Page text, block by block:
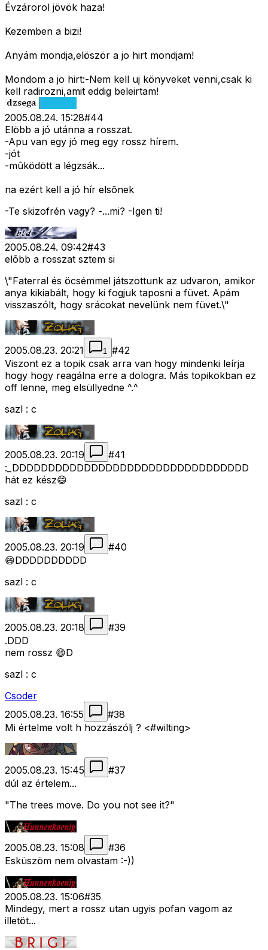
Évzárorol jövök haza!
Kezemben a bizi!
Anyám mondja,elöször a jo hirt mondjam!
Mondom a jo hirt:-Nem kell uj könyveket venni,csak ki
kell radirozni,amit eddig beleirtam!
2005.08.24. 15:28#44
Elöbb a jó utánna a rosszat.
-Apu van egy jó meg egy rossz hírem.
-jót
-mûködött a légzsák...
na ezért kell a jó hír elsõnek
-Te skizofrén vagy? -...mi? -Igen ti!
2005.08.24. 09:42#43
elõbb a rosszat sztem si
\"Faterral és öcsémmel játszottunk az udvaron, amikor
anya kikiabált, hogy ki fogjuk taposni a füvet. Apám
visszaszólt, hogy srácokat nevelünk nem füvet.\"
2005.08.23. 20:21 1 #42
Viszont ez a topik csak arra van hogy mindenki leírja
hogy hogy reagálna erre a dologra. Más topikokban ez
off lenne, meg elsüllyedne ^.^
sazl : c
2005.08.23. 20:19 #41
:_DDDDDDDDDDDDDDDDDDDDDDDDDDDDDDDDD
hát ez kész😄
sazl : c
2005.08.23. 20:19 #40
😄DDDDDDDDDD
sazl : c
2005.08.23. 20:18 #39
.DDD
nem rossz 😄D
sazl : c
Csoder
2005.08.23. 16:55
#38
Mi értelme volt h hozzászólj ? <#wilting>
2005.08.23. 15:45 #37
dúl az értelem...
"The trees move. Do you not see it?"
2005.08.23. 15:08 #36
Esküszöm nem olvastam :-))
2005.08.23. 15:06#35
Mindegy, mert a rossz utan ugyis pofan vagom az
illetöt...